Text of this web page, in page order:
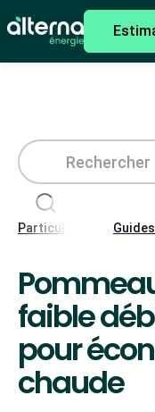
Particuliers
faible
pour
chaude